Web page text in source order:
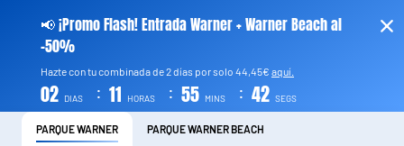
📢 ¡Promo Flash! Entrada Warner + Warner Beach al
-50%
Hazte con tu combinada de 2 días por solo 44,45€ aquí.
02 DIAS : 11 HORAS : 55 MINS : 41 SEGS
PARQUE WARNER PARQUE WARNER BEACH